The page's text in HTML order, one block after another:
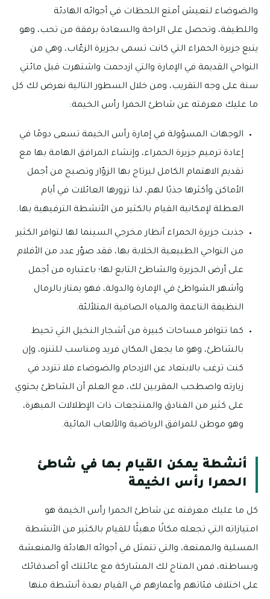
والضوضاء لتعيش أمتع اللحظات في أجوائه الهادئة
واللطيفة، وتحصل على الراحة والسعادة برفقة من تحب، وهو
يتبع جزيرة الحمراء التي كانت تسمى بجزيرة الزعّاب، وهي من
النواحي القديمة في الإمارة والتي ازدحمت واشتهرت قبل مائتي
سنة على وجه التقريب، ومن خلال السطور التالية نعرض لك كل
ما عليك معرفته عن شاطئ الحمرا رأس الخيمة:
الوجهات المسؤولة في إمارة رأس الخيمة تسعى دومًا في
إعادة ترميم جزيرة الحمراء، وإنشاء المرافق الهامة بها مع
تقديم الاهتمام الكامل ليرتاح بها الزوّار وتصبح من أجمل
الأماكن وأكثرها جذبًا لهم، لذا تزورها العائلات في أيام
العطلة لإمكانية القيام بالكثير من الأنشطة الترفيهية بها.
جذبت جزيرة الحمراء أنظار مخرجي السينما لها لتوافر الكثير
من النواحي الطبيعية الخلابة بها، فقد صوّر عدد من الأفلام
على أرض الجزيرة والشاطئ التابع لها؛ باعتباره من أجمل
وأشهر الشواطئ في الإمارة والدولة، فهو يمتاز بالرمال
النظيفة الناعمة والمياه الصافية المتلألئة.
كما تتوافر مساحات كبيرة من أشجار النخيل التي تحيط
بالشاطئ، وهو ما يجعل المكان فريد ومناسب للتنزه، وإن
كنت ترغب بالابتعاد عن الازدحام والضوضاء فلا تتردد في
زيارته واصطحب المقربين لك، مع العلم أن الشاطئ يحتوي
على كثير من الفنادق والمنتجعات ذات الإطلالات المبهرة،
وهو موطن للمرافق الرياضية والألعاب المائية.
أنشطة يمكن القيام بها في شاطئ
الحمرا رأس الخيمة
كل ما عليك معرفته عن شاطئ الحمرا رأس الخيمة هو
امتيازاته التي تجعله مكانًا مهيئًا للقيام بالكثير من الأنشطة
المسلية والممتعة، والتي تتمثل في أجوائه الهادئة والمنعشة
وبساطته، فمن المتاح لك المشاركة مع عائلتك أو أصدقائك
على اختلاف فئاتهم وأعمارهم في القيام بعدة أنشطة منها